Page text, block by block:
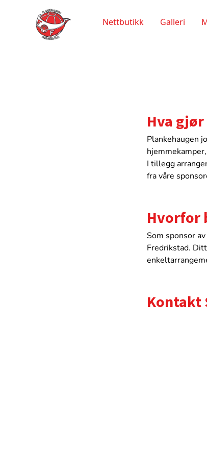
Nettbutikk Galleri
Hva
Plankehaugen
I tillegg
fra våre
Hvorfor
Som sponsor
Fredrikstad.
Kontakt